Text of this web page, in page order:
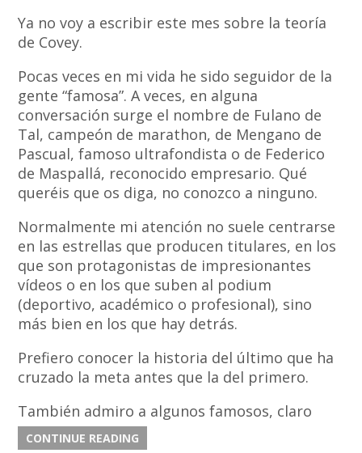
Ya no voy a escribir este mes sobre la teoría
de Covey.
Pocas veces en mi vida he sido seguidor de la
gente “famosa”. A veces, en alguna
conversación surge el nombre de Fulano de
Tal, campeón de marathon, de Mengano de
Pascual, famoso ultrafondista o de Federico
de Maspallá, reconocido empresario. Qué
queréis que os diga, no conozco a ninguno.
Normalmente mi atención no suele centrarse
en las estrellas que producen titulares, en los
que son protagonistas de impresionantes
vídeos o en los que suben al podium
(deportivo, académico o profesional), sino
más bien en los que hay detrás.
Prefiero conocer la historia del último que ha
cruzado la meta antes que la del primero.
También admiro a algunos famosos, claro
CONTINUE READING